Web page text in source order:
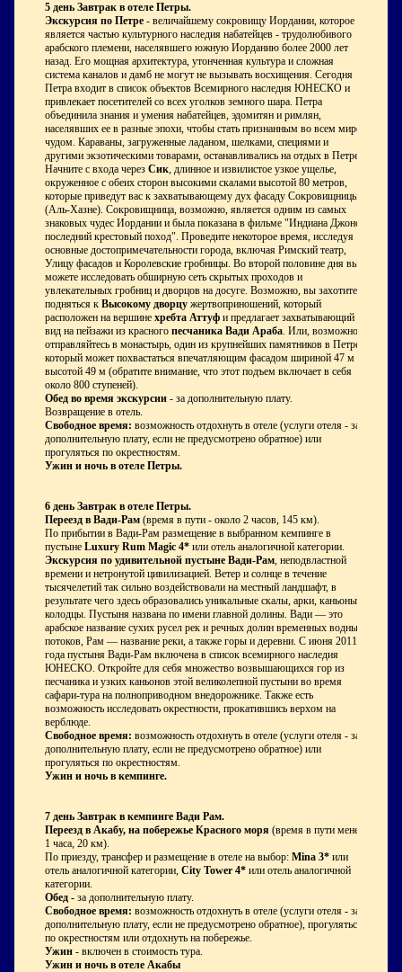
5 день Завтрак в отеле Петры.
Экскурсия по Петре - величайшему сокровищу Иордании, которое
является частью культурного наследия набатейцев - трудолюбивого
арабского племени, населявшего южную Иорданию более 2000 лет
назад. Его мощная архитектура, утонченная культура и сложная
система каналов и дамб не могут не вызывать восхищения. Сегодня
Петра входит в список объектов Всемирного наследия ЮНЕСКО и
привлекает посетителей со всех уголков земного шара. Петра
объединила знания и умения набатейцев, эдомитян и римлян,
населявших ее в разные эпохи, чтобы стать признанным во всем мире
чудом. Караваны, загруженные ладаном, шелками, специями и
другими экзотическими товарами, останавливались на отдых в Петре.
Начните с входа через Сик, длинное и извилистое узкое ущелье,
окруженное с обеих сторон высокими скалами высотой 80 метров,
которые приведут вас к захватывающему дух фасаду Сокровищницы
(Аль-Хазне). Сокровищница, возможно, является одним из самых
знаковых чудес Иордании и была показана в фильме "Индиана Джонс и
последний крестовый поход". Проведите некоторое время, исследуя
основные достопримечательности города, включая Римский театр,
Улицу фасадов и Королевские гробницы. Во второй половине дня вы
можете исследовать обширную сеть скрытых проходов и
увлекательных гробниц и дворцов на досуге. Возможно, вы захотите
подняться к Высокому дворцу жертвоприношений, который
расположен на вершине хребта Аттуф и предлагает захватывающий
вид на пейзажи из красного песчаника Вади Араба. Или, возможно,
отправляйтесь в монастырь, один из крупнейших памятников в Петре,
который может похвастаться впечатляющим фасадом шириной 47 м и
высотой 49 м (обратите внимание, что этот подъем включает в себя
около 800 ступеней).
Обед во время экскурсии - за дополнительную плату.
Возвращение в отель.
Свободное время: возможность отдохнуть в отеле (услуги отеля - за
дополнительную плату, если не предусмотрено обратное) или
прогуляться по окрестностям.
Ужин и ночь в отеле Петры.
6 день Завтрак в отеле Петры.
Переезд в Вади-Рам (время в пути - около 2 часов, 145 км).
По прибытии в Вади-Рам размещение в выбранном кемпинге в
пустыне Luxury Rum Magic 4* или отель аналогичной категории.
Экскурсия по удивительной пустыне Вади-Рам, неподвластной
времени и нетронутой цивилизацией. Ветер и солнце в течение
тысячелетий так сильно воздействовали на местный ландшафт, в
результате чего здесь образовались уникальные скалы, арки, каньоны и
колодцы. Пустыня названа по имени главной долины. Вади — это
арабское название сухих русел рек и речных долин временных водных
потоков, Рам — название реки, а также горы и деревни. С июня 2011
года пустыня Вади-Рам включена в список всемирного наследия
ЮНЕСКО. Откройте для себя множество возвышающихся гор из
песчаника и узких каньонов этой великолепной пустыни во время
сафари-тура на полноприводном внедорожнике. Также есть
возможность исследовать окрестности, прокатившись верхом на
верблюде.
Свободное время: возможность отдохнуть в отеле (услуги отеля - за
дополнительную плату, если не предусмотрено обратное) или
прогуляться по окрестностям.
Ужин и ночь в кемпинге.
7 день Завтрак в кемпинге Вади Рам.
Переезд в Акабу, на побережье Красного моря (время в пути менее
1 часа, 20 км).
По приезду, трансфер и размещение в отеле на выбор: Mina 3* или
отель аналогичной категории, City Tower 4* или отель аналогичной
категории.
Обед - за дополнительную плату.
Свободное время: возможность отдохнуть в отеле (услуги отеля - за
дополнительную плату, если не предусмотрено обратное), прогуляться
по окрестностям или отдохнуть на побережье.
Ужин - включен в стоимость тура.
Ужин и ночь в отеле Акабы